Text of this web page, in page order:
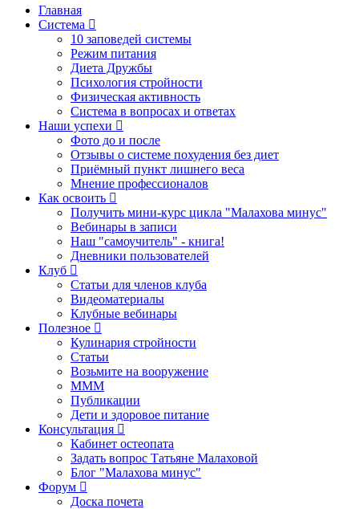
Главная
Система
10 заповедей системы
Режим питания
Диета Дружбы
Психология стройности
Физическая активность
Система в вопросах и ответах
Наши успехи
Фото до и после
Отзывы о системе похудения без диет
Приёмный пункт лишнего веса
Мнение профессионалов
Как освоить
Получить мини-курс цикла "Малахова минус"
Вебинары в записи
Наш "самоучитель" - книга!
Дневники пользователей
Клуб
Статьи для членов клуба
Видеоматериалы
Клубные вебинары
Полезное
Кулинария стройности
Статьи
Возьмите на вооружение
МММ
Публикации
Дети и здоровое питание
Консультация
Кабинет остеопата
Задать вопрос Татьяне Малаховой
Блог "Малахова минус"
Форум
Доска почета